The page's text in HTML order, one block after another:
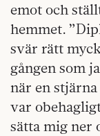
emot och
hemmet.
svär rätt
gången som
när en
var
sätta mig ner